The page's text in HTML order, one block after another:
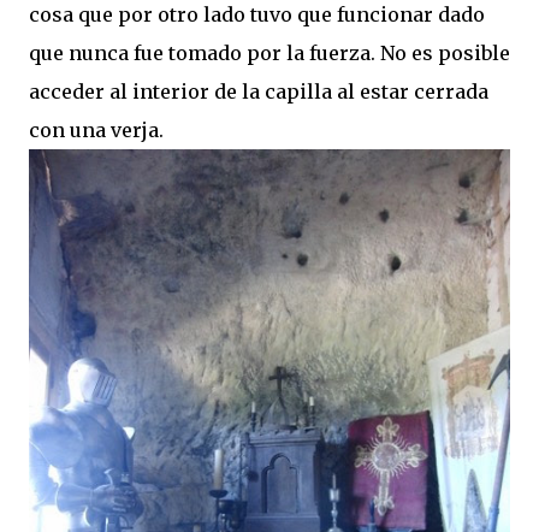
cosa que por otro lado tuvo que funcionar dado
que nunca fue tomado por la fuerza. No es posible
acceder al interior de la capilla al estar cerrada
con una verja.